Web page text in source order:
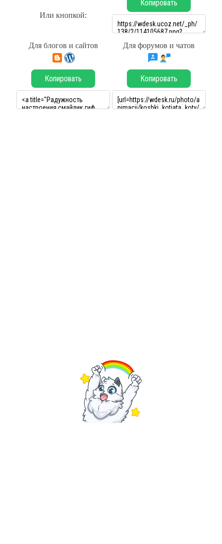
Или кнопкой:
Копировать
Для блогов и сайтов Для форумов и чатов
Копировать Копировать